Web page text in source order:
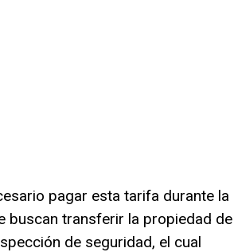
pagar esta tarifa durante la
buscan transferir la propiedad de
de seguridad, el cual